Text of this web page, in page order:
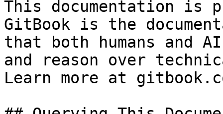
This documentation is
GitBook is the
that both humans and
and reason over
Learn more at